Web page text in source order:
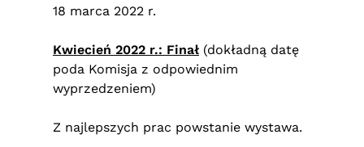
18 marca 2022 r.
Kwiecień 2022 r.: Finał (dokładną datę
poda Komisja z odpowiednim
wyprzedzeniem)
Z najlepszych prac powstanie wystawa.